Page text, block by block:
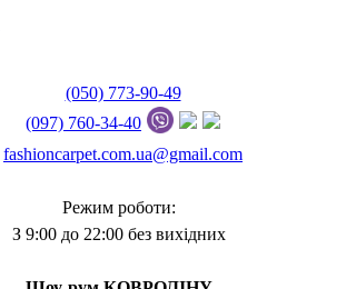
(050) 773-90-49
(097) 760-34-40
fashioncarpet.com.ua@gmail.com
Режим роботи:
З 9:00 до 22:00 без вихідних